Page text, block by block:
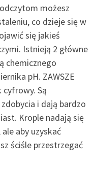
możesz
co dzieje się w
się jakieś
Istnieją 2 główne
chemicznego
pH. ZAWSZE
Są
i dają bardzo
Krople nadają się
aby uzyskać
ściśle przestrzegać